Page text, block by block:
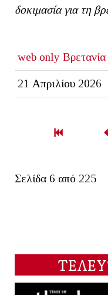
δοκιμασία για τη
web only Βρετανία
21 Απριλίου 2026
Σελίδα 6 από 225